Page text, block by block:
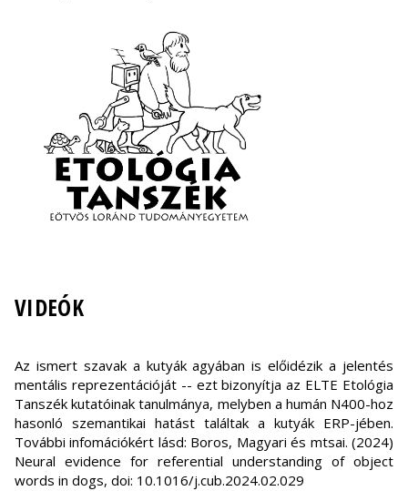
VIDEÓK
Az ismert szavak a kutyák agyában is előidézik a jelentés
mentális reprezentációját -- ezt bizonyítja az ELTE Etológia
Tanszék kutatóinak tanulmánya, melyben a humán N400-hoz
hasonló szemantikai hatást találtak a kutyák ERP-jében.
További infomációkért lásd: Boros, Magyari és mtsai. (2024)
Neural evidence for referential understanding of object
words in dogs, doi: 10.1016/j.cub.2024.02.029